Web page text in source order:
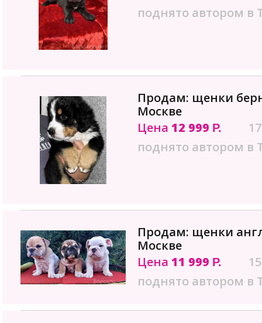
поднято автором в
Продам: щенки
Москве
Цена 12 999 Р.
поднято автором в
Продам: щенки
Москве
Цена 11 999 Р.
поднято автором в